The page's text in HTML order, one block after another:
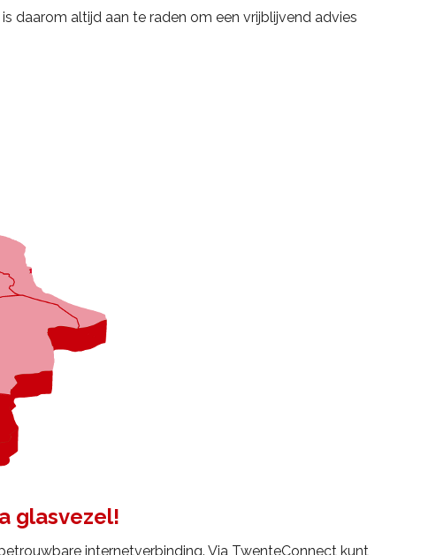
daarom altijd aan te raden om een vrijblijvend advies
glasvezel!
internetverbinding. Via TwenteConnect kunt